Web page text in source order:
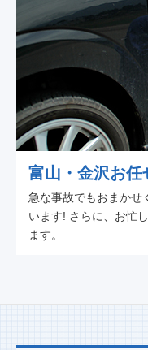
富山・金沢お任
急な事故でもおまかせ
います! さらに、お忙
ます。